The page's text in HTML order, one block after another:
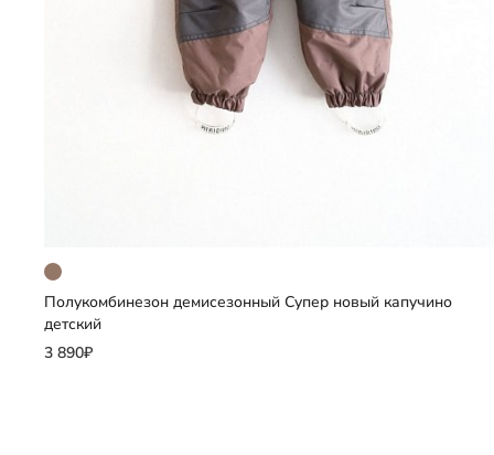
Полукомбинезон демисезонный Супер новый капучино
детский
3 890₽